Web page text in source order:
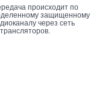
происходит по
защищенному
через сеть